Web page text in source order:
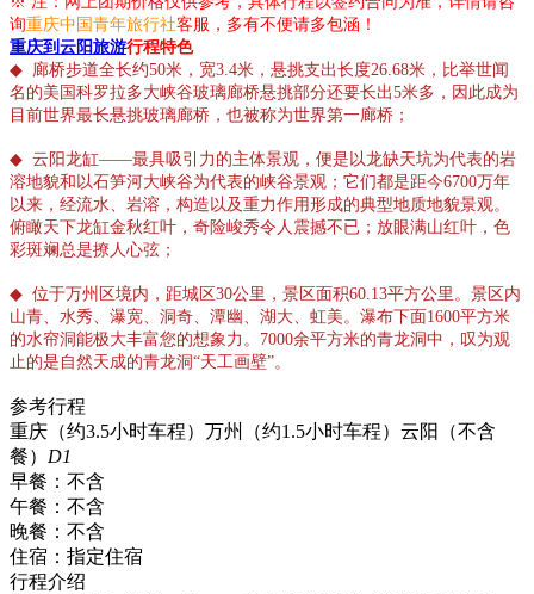
询重庆中国青年旅行社客服，多有不便请多包涵！
重庆到云阳旅游行程特色
◆ 廊桥步道全长约50米，宽3.4米，悬挑支出长度26.68米，比举世闻
名的美国科罗拉多大峡谷玻璃廊桥悬挑部分还要长出5米多，因此成为
目前世界最长悬挑玻璃廊桥，也被称为世界第一廊桥；
◆ 云阳龙缸——最具吸引力的主体景观，便是以龙缺天坑为代表的岩
溶地貌和以石笋河大峡谷为代表的峡谷景观；它们都是距今6700万年
以来，经流水、岩溶，构造以及重力作用形成的典型地质地貌景观。
俯瞰天下龙缸金秋红叶，奇险峻秀令人震撼不已；放眼满山红叶，色
彩斑斓总是撩人心弦；
◆ 位于万州区境内，距城区30公里，景区面积60.13平方公里。景区内
山青、水秀、瀑宽、洞奇、潭幽、湖大、虹美。瀑布下面1600平方米
的水帘洞能极大丰富您的想象力。7000余平方米的青龙洞中，叹为观
止的是自然天成的青龙洞“天工画壁”。
参考行程
重庆（约3.5小时车程）万州（约1.5小时车程）云阳（不含
餐） D1
早餐： 不含
午餐： 不含
晚餐： 不含
住宿： 指定住宿
行程介绍